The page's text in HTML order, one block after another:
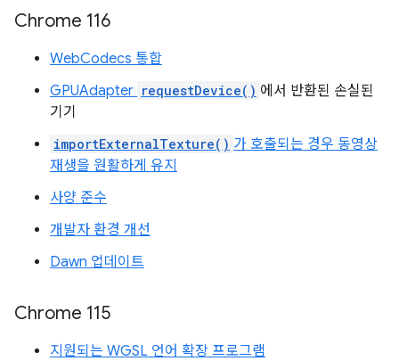
Chrome 116
WebCodecs 통합
GPUAdapter requestDevice() 에서 반환된 손실된
기기
importExternalTexture() 가 호출되는 경우 동영상
재생을 원활하게 유지
사양 준수
개발자 환경 개선
Dawn 업데이트
Chrome 115
지원되는 WGSL 언어 확장 프로그램